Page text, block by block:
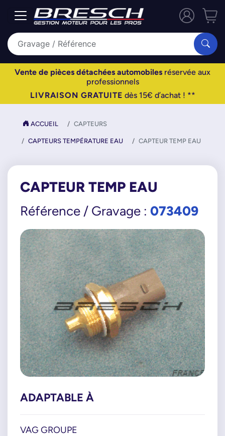
Vente de pièces détachées automobiles réservée aux
professionnels
LIVRAISON GRATUITE dès 15€ d’achat ! **
ACCUEIL CAPTEURS
CAPTEURS TEMPÉRATURE EAU CAPTEUR TEMP EAU
CAPTEUR TEMP EAU
Référence / Gravage : 073409
ADAPTABLE À
VAG GROUPE